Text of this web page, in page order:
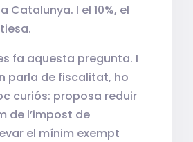
Catalunya. I el 10%, el
fa aquesta pregunta. I
parla de fiscalitat, ho
curiós: proposa reduir
de l’impost de
el mínim exempt